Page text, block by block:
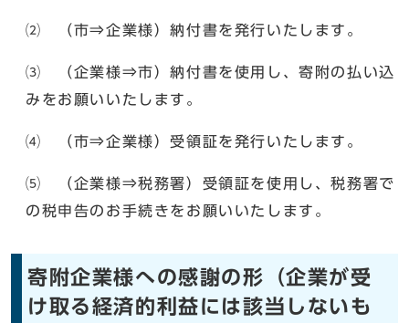
⑵ （市⇒企業様）納付書を発行いたします。
⑶ （企業様⇒市）納付書を使用し、寄附の払い込
みをお願いいたします。
⑷ （市⇒企業様）受領証を発行いたします。
⑸ （企業様⇒税務署）受領証を使用し、税務署で
の税申告のお手続きをお願いいたします。
寄附企業様への感謝の形（企業が受
け取る経済的利益には該当しないも